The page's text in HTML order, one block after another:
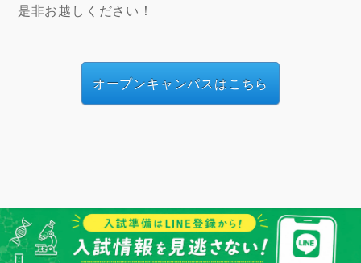
是非お越しください！
オープンキャンパスはこちら